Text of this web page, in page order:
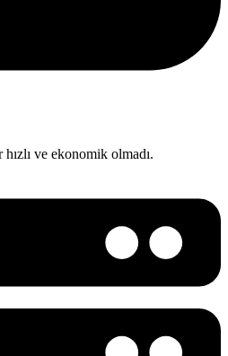
ve ekonomik olmadı.